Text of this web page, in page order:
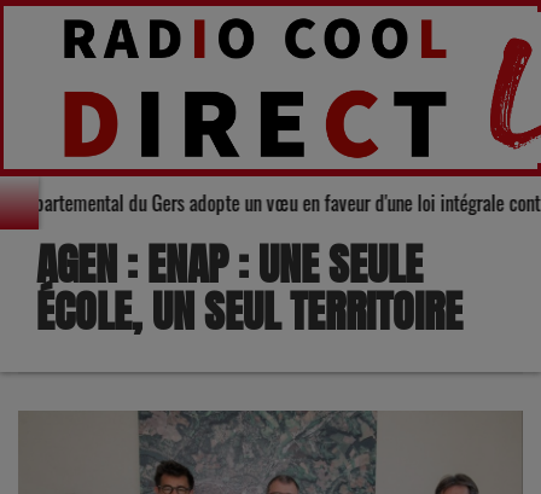
Conseil départemental du Gers adopte un vœu en faveur d'une loi
AGEN : ENAP : UNE SEULE
ÉCOLE, UN SEUL TERRITOIRE